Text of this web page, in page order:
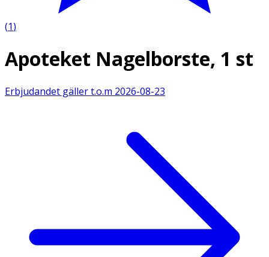
(1)
Apoteket Nagelborste, 1 st
Erbjudandet gäller t.o.m 2026-08-23